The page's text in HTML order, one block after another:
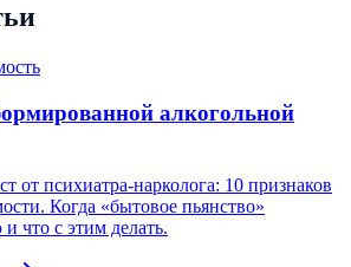
алкогольной
от психиатра-нарколога: 10 признаков
Когда «бытовое пьянство»
что с этим делать.